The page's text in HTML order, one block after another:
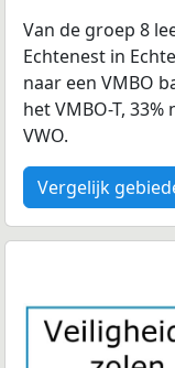
Van de groep 8
Echtenest in
naar een VMBO
het VMBO-T,
VWO.
Vergelijk